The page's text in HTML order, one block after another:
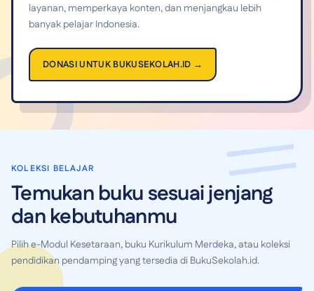
layanan, memperkaya konten, dan menjangkau lebih
banyak pelajar Indonesia.
DONASI UNTUK BUKUSEKOLAH.ID →
KOLEKSI BELAJAR
Temukan buku sesuai jenjang
dan kebutuhanmu
Pilih e-Modul Kesetaraan, buku Kurikulum Merdeka, atau koleksi
pendidikan pendamping yang tersedia di BukuSekolah.id.